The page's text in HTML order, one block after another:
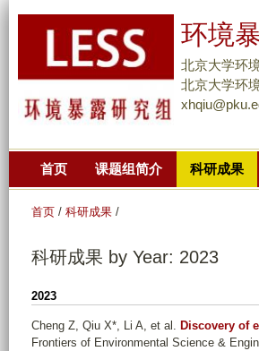
环境
北京大学环
北京大学环
首页 课题组简介 科研成果
首页 / 科研成果 /
科研成果 by Year: 2023
2023
Cheng Z, Qiu X*, Li A, et al. Discovery of
Frontiers of Environmental Science &